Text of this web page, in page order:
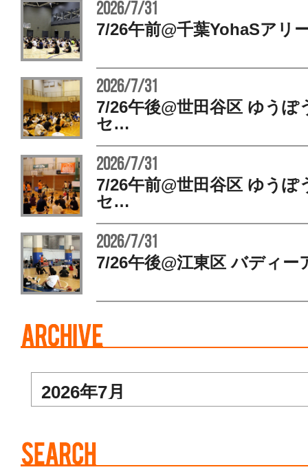
2026/7/31
7/26午前@千葉YohaSア
2026/7/31
7/26午後@世田谷区 ゆうぽ
セ…
2026/7/31
7/26午前@世田谷区 ゆうぽ
セ…
2026/7/31
7/26午後@江東区 バディ